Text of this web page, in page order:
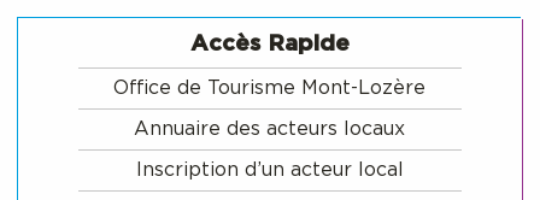
Accès Rapide
Office de Tourisme Mont-Lozère
Annuaire des acteurs locaux
Inscription d’un acteur local